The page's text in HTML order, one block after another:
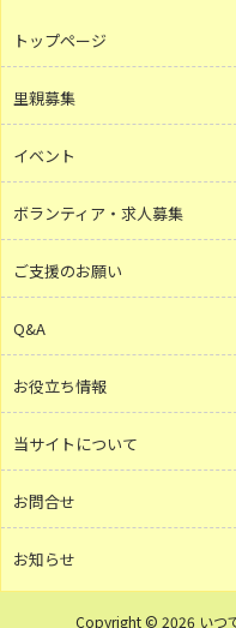
トップページ
里親募集
イベント
ボランティア・求人募集
ご支援のお願い
Q&A
お役立ち情報
当サイトについて
お問合せ
お知らせ
Copyright © 2026 いつ